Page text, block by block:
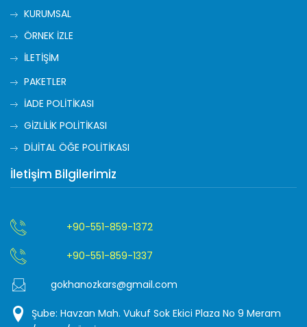
KURUMSAL
ÖRNEK İZLE
İLETİŞİM
PAKETLER
İADE POLİTİKASI
GİZLİLİK POLİTİKASI
DİJİTAL ÖĞE POLİTİKASI
İletişim Bilgilerimiz
+90-551-859-1372
+90-551-859-1337
gokhanozkars@gmail.com
Şube: Havzan Mah. Vukuf Sok Ekici Plaza No 9 Meram